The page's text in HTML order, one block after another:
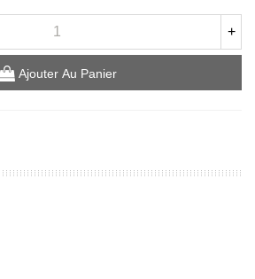
+
Ajouter Au Panier